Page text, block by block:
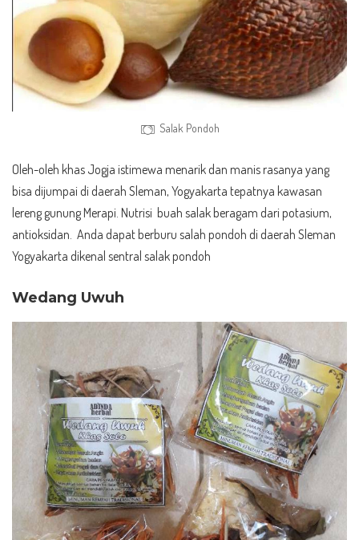
Salak Pondoh
Oleh-oleh khas Jogja istimewa menarik dan manis rasanya yang
bisa dijumpai di daerah Sleman, Yogyakarta tepatnya kawasan
lereng gunung Merapi. Nutrisi buah salak beragam dari potasium,
antioksidan. Anda dapat berburu salah pondoh di daerah Sleman
Yogyakarta dikenal sentral salak pondoh
Wedang Uwuh